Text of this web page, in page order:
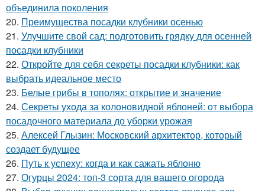
объединила поколения
20. Преимущества посадки клубники осенью
21. Улучшите свой сад: подготовить грядку для осенней
посадки клубники
22. Откройте для себя секреты посадки клубники: как
выбрать идеальное место
23. Белые грибы в тополях: открытие и значение
24. Секреты ухода за колоновидной яблоней: от выбора
посадочного материала до уборки урожая
25. Алексей Глызин: Московский архитектор, который
создает будущее
26. Путь к успеху: когда и как сажать яблоню
27. Огурцы 2024: топ-3 сорта для вашего огорода